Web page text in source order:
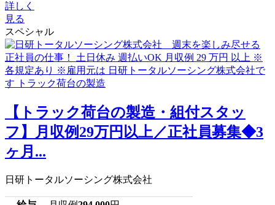
詳しく
見る
スペシャル
【トラック荷台の製造・組付スタッ
フ】月収例29万円以上／正社員募集◆3
ヶ月...
日研トータルソーシング株式会社